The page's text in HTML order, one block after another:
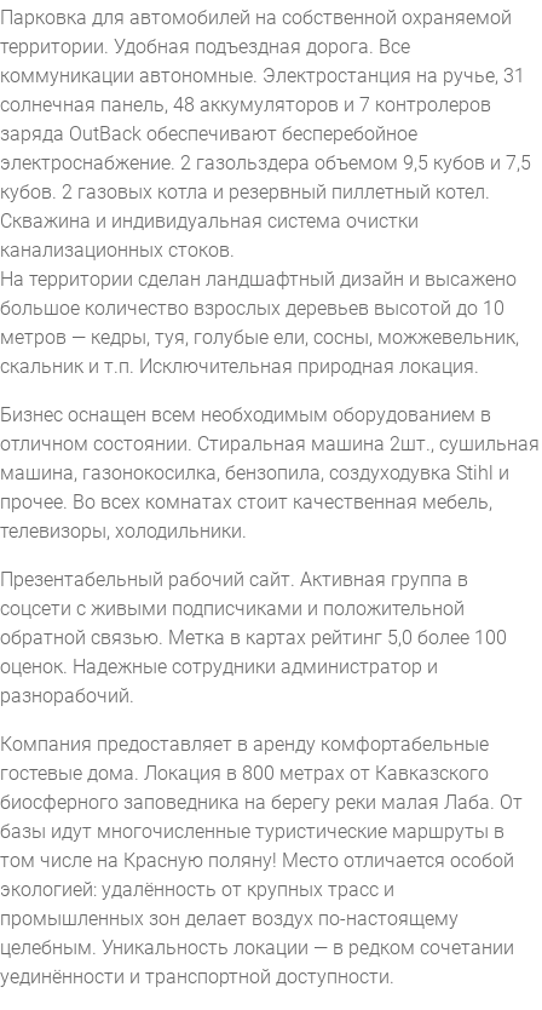
Парковка для автомобилей на собственной охраняемой
территории. Удобная подъездная дорога. Все
коммуникации автономные. Электростанция на ручье, 31
солнечная панель, 48 аккумуляторов и 7 контролеров
заряда OutBack обеспечивают бесперебойное
электроснабжение. 2 газольздера объемом 9,5 кубов и 7,5
кубов. 2 газовых котла и резервный пиллетный котел.
Скважина и индивидуальная система очистки
канализационных стоков.
На территории сделан ландшафтный дизайн и высажено
большое количество взрослых деревьев высотой до 10
метров — кедры, туя, голубые ели, сосны, можжевельник,
скальник и т.п. Исключительная природная локация.
Бизнес оснащен всем необходимым оборудованием в
отличном состоянии. Стиральная машина 2шт., сушильная
машина, газонокосилка, бензопила, создуходувка Stihl и
прочее. Во всех комнатах стоит качественная мебель,
телевизоры, холодильники.
Презентабельный рабочий сайт. Активная группа в
соцсети с живыми подписчиками и положительной
обратной связью. Метка в картах рейтинг 5,0 более 100
оценок. Надежные сотрудники администратор и
разнорабочий.
Компания предоставляет в аренду комфортабельные
гостевые дома. Локация в 800 метрах от Кавказского
биосферного заповедника на берегу реки малая Лаба. От
базы идут многочисленные туристические маршруты в
том числе на Красную поляну! Место отличается особой
экологией: удалённость от крупных трасс и
промышленных зон делает воздух по-настоящему
целебным. Уникальность локации — в редком сочетании
уединённости и транспортной доступности.